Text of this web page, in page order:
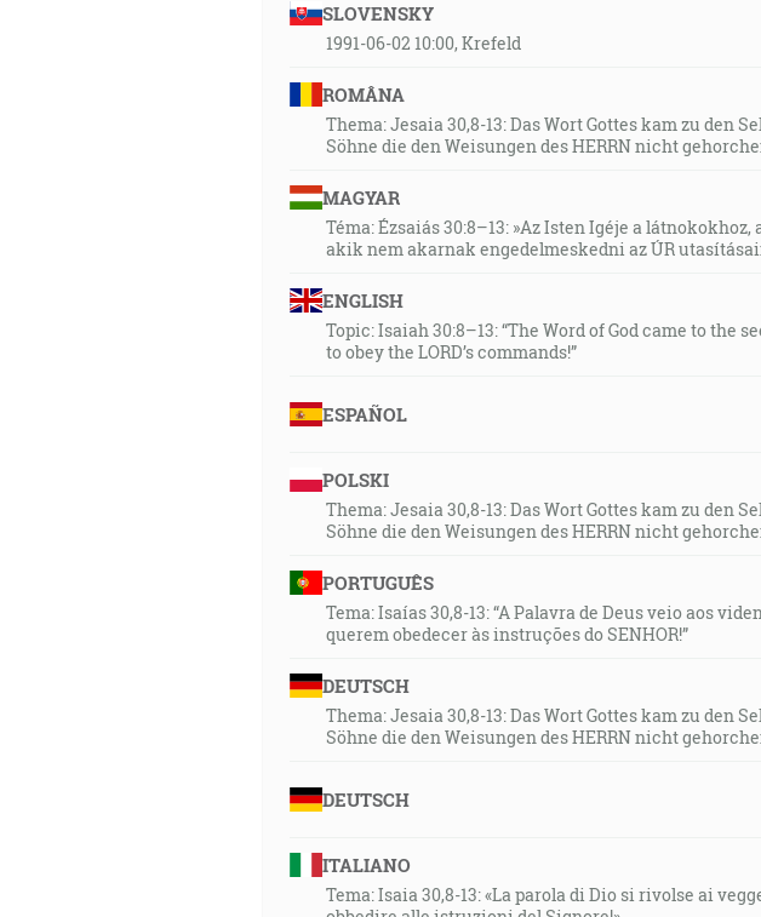
SLOVENSKY
1991-06-02 10:00, Krefeld
ROMÂNA
Thema: Jesaia 30,8-13: Das Wort Gottes kam zu den
Söhne die den Weisungen des HERRN nicht
MAGYAR
Téma: Ézsaiás 30:8–13: »Az Isten Igéje a
akik nem akarnak engedelmeskedni az ÚR
ENGLISH
Topic: Isaiah 30:8–13: “The Word of God came to the
to obey the LORD’s commands!”
ESPAÑOL
POLSKI
Thema: Jesaia 30,8-13: Das Wort Gottes kam zu den
Söhne die den Weisungen des HERRN nicht
PORTUGUÊS
Tema: Isaías 30,8-13: “A Palavra de Deus veio aos
querem obedecer às instruções do SENHOR!”
DEUTSCH
Thema: Jesaia 30,8-13: Das Wort Gottes kam zu den
Söhne die den Weisungen des HERRN nicht
DEUTSCH
ITALIANO
Tema: Isaia 30,8-13: «La parola di Dio si rivolse ai